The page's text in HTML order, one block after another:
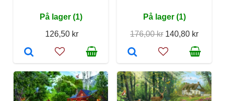
På lager (1)
126,50 kr
På lager (1)
176,00 kr 140,80 kr